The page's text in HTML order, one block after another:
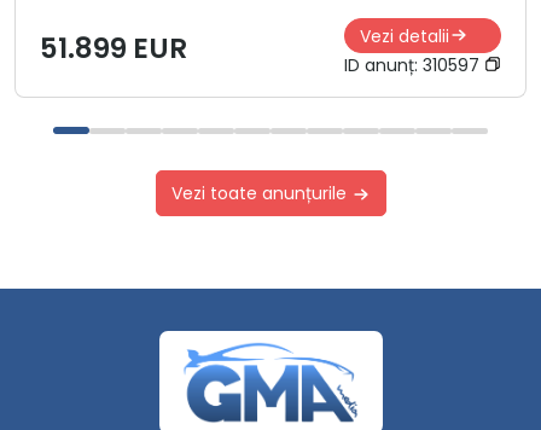
51.899 EUR
Vezi detalii
ID anunț: 310597
Vezi toate anunțurile